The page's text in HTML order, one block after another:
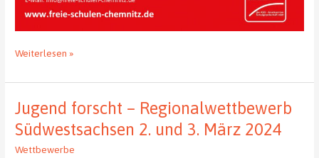
Tag
offenen
–
Freie
Schulen
der
Weiterlesen »
Jugend forscht – Regionalwettbewerb
Südwestsachsen 2. und 3. März 2024
Wettbewerbe